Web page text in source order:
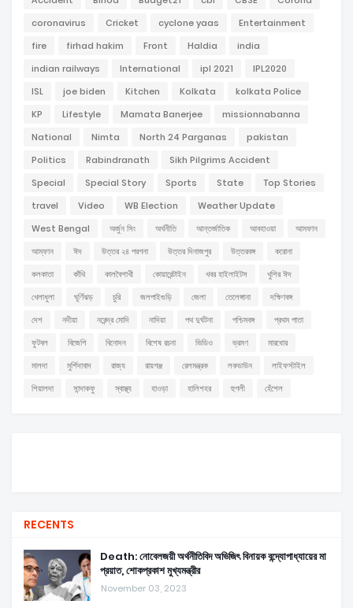
coronavirus
Cricket cyclone yaas
Entertainment
fire
firhad hakim Front Haldia
india
indian railways
International ipl 2021
IPL2020
ISL
joe biden Kitchen Kolkata
kolkata Police
KP
Lifestyle Mamata Banerjee
missionnabanna
National
Nimta North 24 Parganas
pakistan
Politics
Rabindranath
Sikh Pilgrims Accident
Special
Special Story Sports State
Top Stories
travel
Video WB Election
Weather Update
West Bengal
অর্জুন সিং অর্থনীতি আন্তর্জাতিক আবহাওয়া
আমফান
আম্ফান
ঈদ উত্তর ২৪ পরগনা উত্তর দিনাজপুর উত্তরবঙ্গ
করোনা
কলকাতা
কাঁথি কালবৈশাখী কোয়ারেন্টাইন খবর হাইলাইটস
খুশির ঈদ
খেলাধুলা
ঘূর্ণিঝড় চুরি জলপাইগুড়ি জেলা তেলেঙ্গানা
দক্ষিণবঙ্গ
দেশ
নদীয়া নরেন্দ্র মোদি নাদিয়া পথ দুর্ঘটনা পশ্চিমবঙ্গ
প্রথম পাতা
ফুটবল
বিজেপি বিনোদন বিশেষ রচনা ভিডিও ভ্রমণ
মারধোর
মালদা
মুর্শিদাবাদ রাজ্য রায়গঞ্জ রেলমন্ত্রক লকডাউন
লাইফস্টাইল
শিয়ালদা
সান্দাকফু স্বাস্থ্য হাওড়া হালিশহর হুগলী হেঁশেল
RECENTS
Death: নোবেলজয়ী অর্থনীতিবিদ অভিজিৎ বিনায়ক বন্দ্যোপাধ্যায়ের মা
প্রয়াত, শোকপ্রকাশ মুখ্যমন্ত্রীর
November 03, 2023